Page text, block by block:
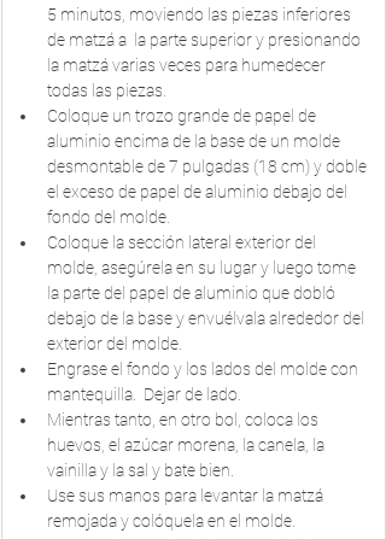
5 minutos, moviendo las piezas inferiores
de matzá a  la parte superior y presionando
la matzá varias veces para humedecer
todas las piezas.
Coloque un trozo grande de papel de
aluminio encima de la base de un molde
desmontable de 7 pulgadas (18 cm) y doble
el exceso de papel de aluminio debajo del
fondo del molde.
Coloque la sección lateral exterior del
molde, asegúrela en su lugar y luego tome
la parte del papel de aluminio que dobló
debajo de la base y envuélvala alrededor del
exterior del molde.
Engrase el fondo y los lados del molde con
mantequilla.  Dejar de lado.
Mientras tanto, en otro bol, coloca los
huevos, el azúcar morena, la canela, la
vainilla y la sal y bate bien.
Use sus manos para levantar la matzá
remojada y colóquela en el molde.